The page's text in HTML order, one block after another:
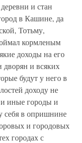
и стан
в Кашине, да
Тотьму,
кормленым
доходы на его
дворян и всяких
будут у него в
доходу не
и иные городы и
себя в опришнине
и городовых
городах с